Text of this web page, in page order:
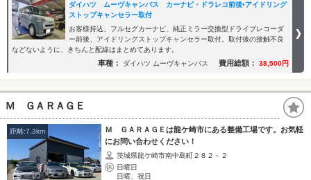
ダイハツ ムーヴキャンバス カーナビ・ドラレコ前後•アイドリング
ストップキャンセラー取付
お客様持込、フルセグカーナビ、純正ミラー交換型ドライブレコーダ
ー前後、アイドリングストップキャンセラー取付。取付後の接触不良
などないように、きちんと配線はまとめてあります。
車種： ダイハツ ムーヴキャンバス 費用総額： 38,500円
Ｍ ＧＡＲＡＧＥ
距離:7.3km
Ｍ ＧＡＲＡＧＥは龍ケ崎市にある整備工場です。お気軽
にお問い合わせください！
茨城県龍ケ崎市南中島町２８２－２
日曜日
日曜、祝日